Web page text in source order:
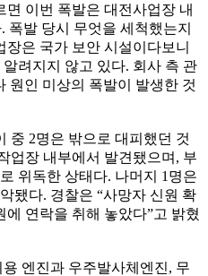
이번 폭발은 대전사업장 내
폭발 당시 무엇을 세척했는지
은 국가 보안 시설이다보니
려지지 않고 있다. 회사 측 관
원인 미상의 폭발이 발생한 것
중 2명은 밖으로 대피했던 것
업장 내부에서 발견됐으며, 부
위독한 상태다. 나머지 1명은
됐다. 경찰은 “사망자 신원 확
연락을 취해 놓았다”고 밝혔
엔진과 우주발사체엔진, 무